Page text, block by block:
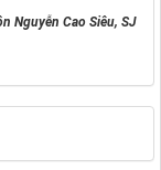
Nguyễn Cao Siêu, SJ